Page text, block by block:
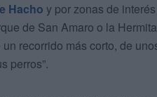
Hacho y por zonas de
de San Amaro o la
recorrido más corto, de
perros”.